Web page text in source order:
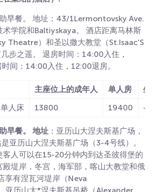
早餐。 地址：43/1Lermontovsky Ave.
术学院和Baltiyskaya。 酒店距离马林斯
Theatre）和圣以撒大教堂（St.Isaac'S
步之遥。
退房时间：14:00入住，
间：14:00入住，12:00退房。
主座位上的成年人 单人房
坐
人床
13800 19400 -
早餐。 地址 ：亚历山大涅夫斯基广场，
亚历山大涅夫斯基广场（3-4号线）。
客人可以在15-20分钟内到达圣彼得堡的
殿堤岸，冬宫，海军部，喀山大教堂和俄
享有涅瓦河堤岸（Neva